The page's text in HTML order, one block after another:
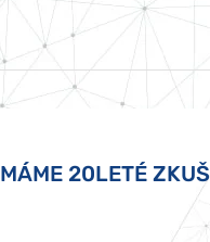
MÁME 20LETÉ